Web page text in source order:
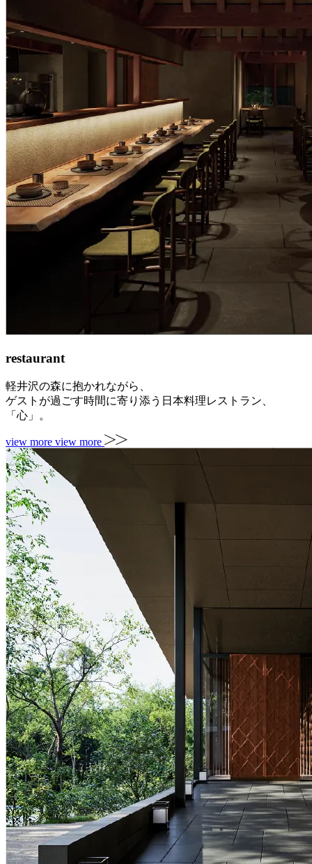
restaurant
軽井沢の森に抱かれながら、
ゲストが過ごす時間に寄り添う日本料理レストラン、
「心」。
view more view more